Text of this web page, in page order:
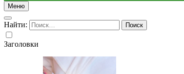
Меню
Найти:
Заголовки